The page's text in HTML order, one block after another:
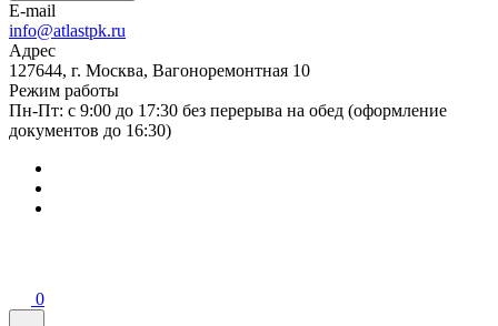
E-mail
info@atlastpk.ru
Адрес
127644, г. Москва, Вагоноремонтная 10
Режим работы
Пн-Пт: с 9:00 до 17:30 без перерыва на обед (оформление
документов до 16:30)
0